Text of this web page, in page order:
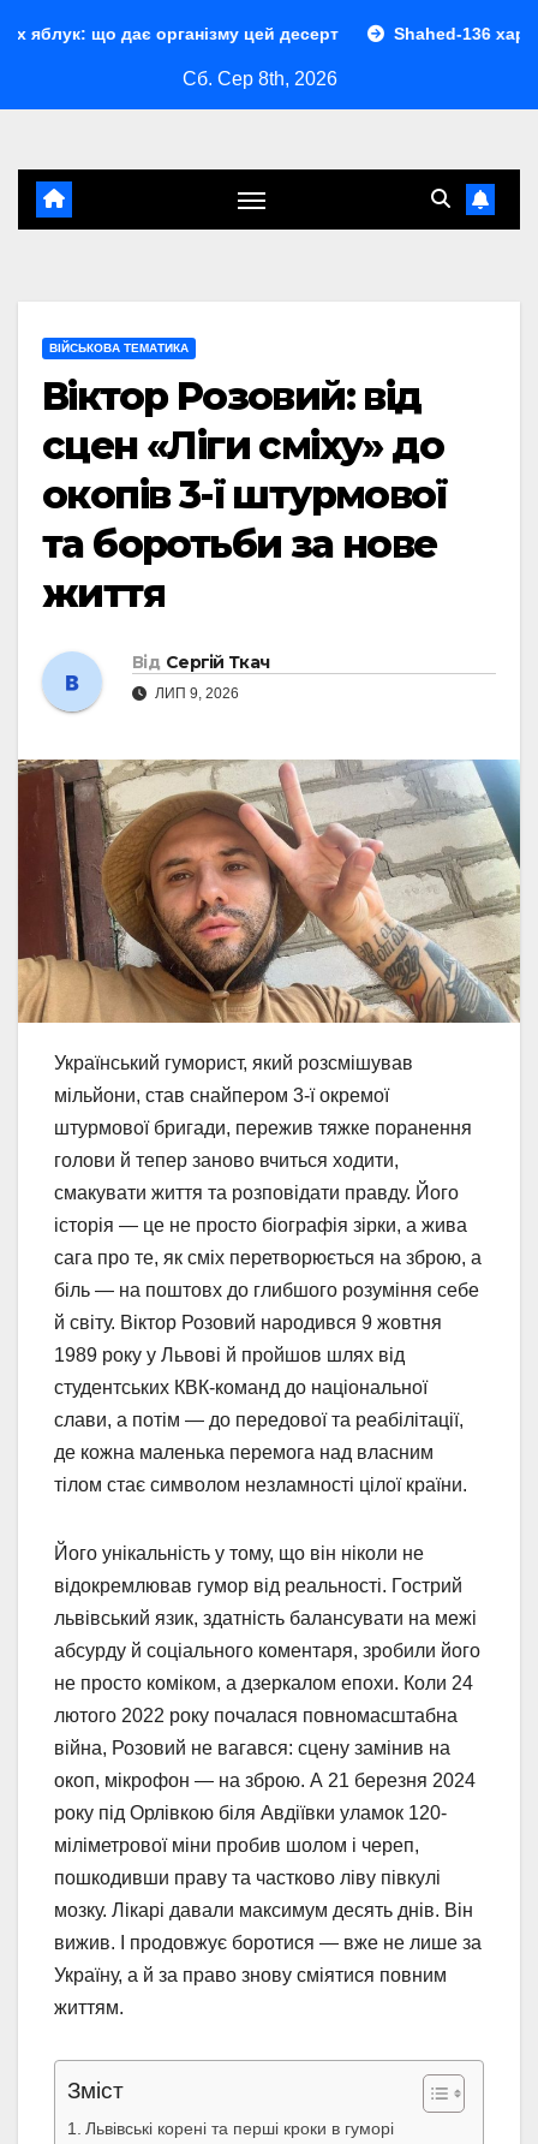
організму цей десерт Shahed-136 характеристики:
Сб. Сер 8th, 2026
ВІЙСЬКОВА ТЕМАТИКА
Віктор Розовий: від
сцен «Ліги сміху» до
окопів 3-ї штурмової
та боротьби за нове
життя
Від Сергій Ткач
ЛИП 9, 2026
Український гуморист, який розсмішував
мільйони, став снайпером 3-ї окремої
штурмової бригади, пережив тяжке поранення
голови й тепер заново вчиться ходити,
смакувати життя та розповідати правду. Його
історія — це не просто біографія зірки, а жива
сага про те, як сміх перетворюється на зброю, а
біль — на поштовх до глибшого розуміння себе
й світу. Віктор Розовий народився 9 жовтня
1989 року у Львові й пройшов шлях від
студентських КВК-команд до національної
слави, а потім — до передової та реабілітації,
де кожна маленька перемога над власним
тілом стає символом незламності цілої країни.
Його унікальність у тому, що він ніколи не
відокремлював гумор від реальності. Гострий
львівський язик, здатність балансувати на межі
абсурду й соціального коментаря, зробили його
не просто коміком, а дзеркалом епохи. Коли 24
лютого 2022 року почалася повномасштабна
війна, Розовий не вагався: сцену замінив на
окоп, мікрофон — на зброю. А 21 березня 2024
року під Орлівкою біля Авдіївки уламок 120-
міліметрової міни пробив шолом і череп,
пошкодивши праву та частково ліву півкулі
мозку. Лікарі давали максимум десять днів. Він
вижив. І продовжує боротися — вже не лише за
Україну, а й за право знову сміятися повним
життям.
Зміст
Львівські корені та перші кроки в гуморі